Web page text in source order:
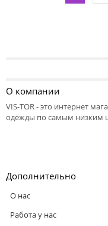
О компании
VIS-TOR - это интернет
одежды по самым низким
Дополнительно
О нас
Работа у нас